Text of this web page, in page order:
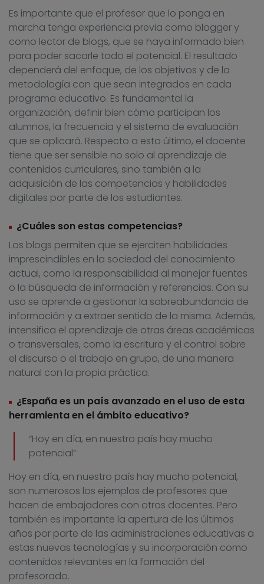
Es importante que el profesor que lo ponga en
marcha tenga experiencia previa como blogger y
como lector de blogs, que se haya informado bien
para poder sacarle todo el potencial. El resultado
dependerá del enfoque, de los objetivos y de la
metodología con que sean integrados en cada
programa educativo. Es fundamental la
organización, definir bien cómo participan los
alumnos, la frecuencia y el sistema de evaluación
que se aplicará. Respecto a esto último, el docente
tiene que ser sensible no solo al aprendizaje de
contenidos curriculares, sino también a la
adquisición de las competencias y habilidades
digitales por parte de los estudiantes.
¿Cuáles son estas competencias?
Los blogs permiten que se ejerciten habilidades
imprescindibles en la sociedad del conocimiento
actual, como la responsabilidad al manejar fuentes
o la búsqueda de información y referencias. Con su
uso se aprende a gestionar la sobreabundancia de
información y a extraer sentido de la misma. Además,
intensifica el aprendizaje de otras áreas académicas
o transversales, como la escritura y el control sobre
el discurso o el trabajo en grupo, de una manera
natural con la propia práctica.
¿España es un país avanzado en el uso de esta
herramienta en el ámbito educativo?
“Hoy en día, en nuestro país hay mucho
potencial”
Hoy en día, en nuestro país hay mucho potencial,
son numerosos los ejemplos de profesores que
hacen de embajadores con otros docentes. Pero
también es importante la apertura de los últimos
años por parte de las administraciones educativas a
estas nuevas tecnologías y su incorporación como
contenidos relevantes en la formación del
profesorado.